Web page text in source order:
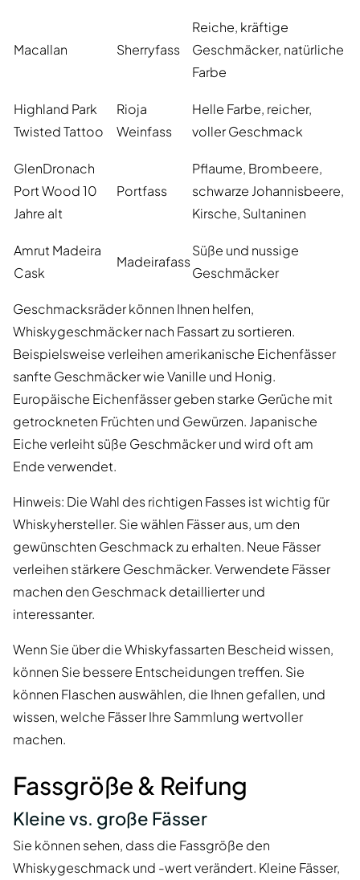
Macallan Sherryfass
Reiche, kräftige
Geschmäcker, natürliche
Farbe
Highland Park
Twisted Tattoo
Rioja
Weinfass
Helle Farbe, reicher,
voller Geschmack
GlenDronach
Port Wood 10
Jahre alt
Portfass
Pflaume, Brombeere,
schwarze Johannisbeere,
Kirsche, Sultaninen
Amrut Madeira
Cask
Madeirafass
Süße und nussige
Geschmäcker
Geschmacksräder können Ihnen helfen,
Whiskygeschmäcker nach Fassart zu sortieren.
Beispielsweise verleihen amerikanische Eichenfässer
sanfte Geschmäcker wie Vanille und Honig.
Europäische Eichenfässer geben starke Gerüche mit
getrockneten Früchten und Gewürzen. Japanische
Eiche verleiht süße Geschmäcker und wird oft am
Ende verwendet.
Hinweis: Die Wahl des richtigen Fasses ist wichtig für
Whiskyhersteller. Sie wählen Fässer aus, um den
gewünschten Geschmack zu erhalten. Neue Fässer
verleihen stärkere Geschmäcker. Verwendete Fässer
machen den Geschmack detaillierter und
interessanter.
Wenn Sie über die Whiskyfassarten Bescheid wissen,
können Sie bessere Entscheidungen treffen. Sie
können Flaschen auswählen, die Ihnen gefallen, und
wissen, welche Fässer Ihre Sammlung wertvoller
machen.
Fassgröße & Reifung
Kleine vs. große Fässer
Sie können sehen, dass die Fassgröße den
Whiskygeschmack und -wert verändert. Kleine Fässer,